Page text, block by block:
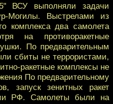
ВСУ выполняли задачи
Могилы. Выстрелами из
комплекса два самолета
на противоракетные
По предварительным
сбиты не террористами,
ракетные комплексы не
По предварительному
запуск зенитных ракет
РФ. Самолеты были на